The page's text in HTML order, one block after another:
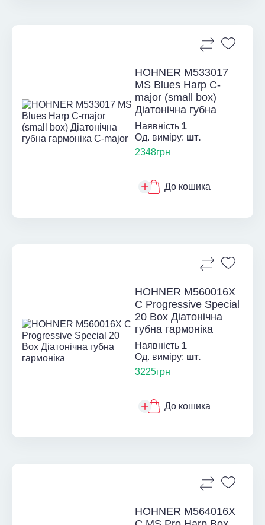
HOHNER M533017
MS Blues Harp C-
major (small box)
Діатонічна губна
гармоні...
Наявність 1
Од. виміру: шт.
2348грн
До кошика
HOHNER M560016X
C Progressive Special
20 Box Діатонічна
губна гармоніка
Наявність 1
Од. виміру: шт.
3225грн
До кошика
HOHNER M564016X